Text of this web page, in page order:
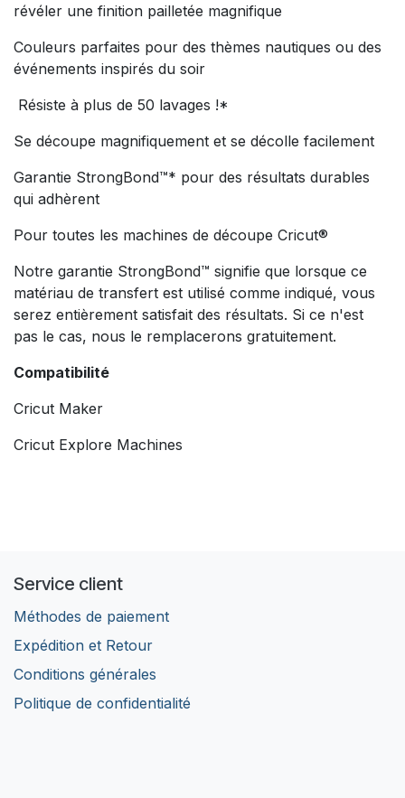
révéler une finition pailletée magnifique
Couleurs parfaites pour des thèmes nautiques ou des
événements inspirés du soir
Résiste à plus de 50 lavages !*
Se découpe magnifiquement et se décolle facilement
Garantie StrongBond™* pour des résultats durables
qui adhèrent
Pour toutes les machines de découpe Cricut®
Notre garantie StrongBond™ signifie que lorsque ce
matériau de transfert est utilisé comme indiqué, vous
serez entièrement satisfait des résultats. Si ce n'est
pas le cas, nous le remplacerons gratuitement.
Compatibilité
Cricut Maker
Cricut Explore Machines
Service client
Méthodes de paiement
Expédition et Retour
Conditions générales
Politique de confidentialité